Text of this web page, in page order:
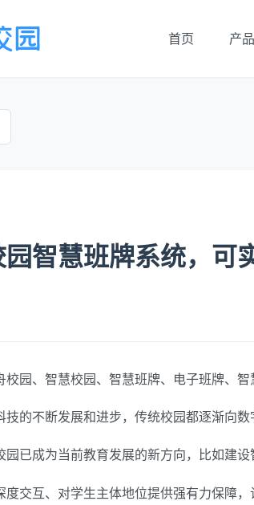
首页 产
智慧班牌系统，可
校园、智慧校园、智慧班牌、电子班牌、
技的不断发展和进步，传统校园都逐渐向数
园已成为当前教育发展的新方向，比如建
度交互、对学生主体地位提供强有力保障，